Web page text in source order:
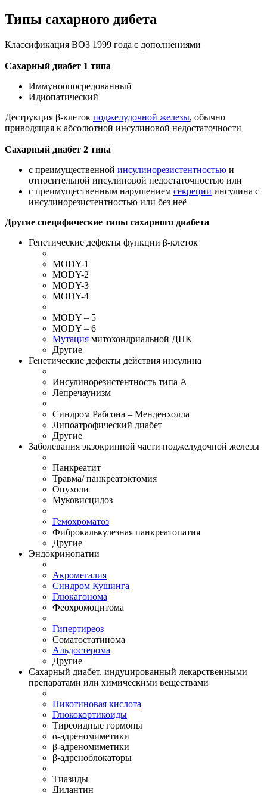
Типы сахарного дибета
Классификация ВОЗ 1999 года с дополнениями
Сахарный диабет 1 типа
Иммуноопосредованный
Идиопатический
Деструкция β-клеток поджелудочной железы, обычно
приводящая к абсолютной инсулиновой недостаточности
Сахарный диабет 2 типа
с преимущественной инсулинорезистентностью и
относительной инсулиновой недостаточностью или
с преимущественным нарушением секреции инсулина с
инсулинорезистентностью или без неё
Другие специфические типы сахарного диабета
Генетические дефекты функции β-клеток
MODY-1
MODY-2
MODY-3
MODY-4
MODY – 5
MODY – 6
Мутация митохондриальной ДНК
Другие
Генетические дефекты действия инсулина
Инсулинорезистентность типа А
Лепречаунизм
Синдром Рабсона – Менденхолла
Липоатрофический диабет
Другие
Заболевания экзокринной части поджелудочной железы
Панкреатит
Травма/ панкреатэктомия
Опухоли
Муковисцидоз
Гемохроматоз
Фиброкалькулезная панкреатопатия
Другие
Эндокринопатии
Акромегалия
Синдром Кушинга
Глюкагонома
Феохромоцитома
Гипертиреоз
Соматостатинома
Альдостерома
Другие
Сахарный диабет, индуцированный лекарственными
препаратами или химическими веществами
Никотиновая кислота
Глюкокортикоиды
Тиреоидные гормоны
α-адреномиметики
β-адреномиметики
β-адреноблокаторы
Тиазиды
Дилантин